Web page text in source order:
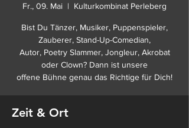
Fr., 09. Mai
  |
Kulturkombinat Perleberg
Bist Du Tänzer, Musiker, Puppenspieler,
Zauberer, Stand-Up-Comedian,
Autor, Poetry Slammer, Jongleur, Akrobat
oder Clown? Dann ist unsere
offene Bühne genau das Richtige für Dich!
Zeit & Ort